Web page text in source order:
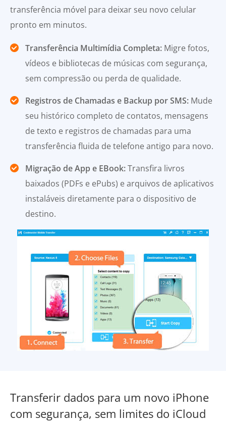
transferência móvel para deixar seu novo celular
pronto em minutos.
Transferência Multimídia Completa: Migre fotos,
vídeos e bibliotecas de músicas com segurança,
sem compressão ou perda de qualidade.
Registros de Chamadas e Backup por SMS: Mude
seu histórico completo de contatos, mensagens
de texto e registros de chamadas para uma
transferência fluida de telefone antigo para novo.
Migração de App e EBook:Transfira livros
baixados (PDFs e ePubs) e arquivos de aplicativos
instaláveis diretamente para o dispositivo de
destino.
Transferir dados para um novo iPhone
com segurança, sem limites do iCloud